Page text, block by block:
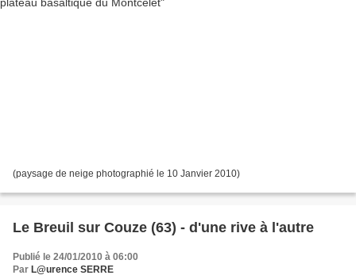
(paysage de neige photographié le 10 Janvier 2010)
Le Breuil sur Couze (63) - d'une rive à l'autre
Publié le 24/01/2010 à 06:00
Par L@urence SERRE